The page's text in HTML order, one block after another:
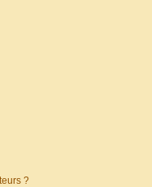
?